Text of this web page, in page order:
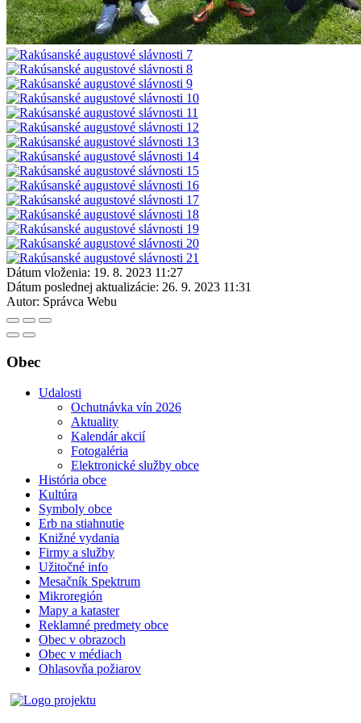
Dátum vloženia: 19. 8. 2023 11:27
Dátum poslednej aktualizácie: 26. 9. 2023 11:31
Autor: Správca Webu
Obec
Udalosti
Ochutnávka vín 2026
Aktuality
Kalendár akcií
Fotogaléria
Elektronické služby obce
História obce
Kultúra
Symboly obce
Erb na stiahnutie
Knižné vydania
Firmy a služby
Užitočné info
Mesačník Spektrum
Mikroregión
Mapy a kataster
Reklamné predmety obce
Obec v obrazoch
Obec v médiach
Ohlasovňa požiarov